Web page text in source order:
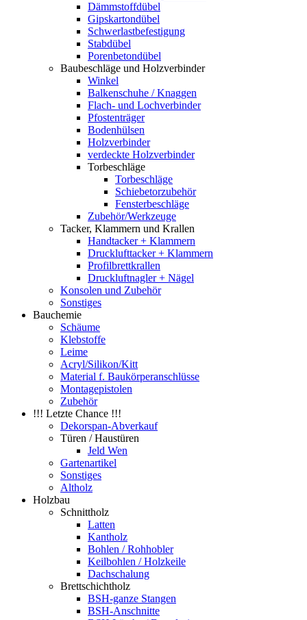
Dämmstoffdübel
Gipskartondübel
Schwerlastbefestigung
Stabdübel
Porenbetondübel
Baubeschläge und Holzverbinder
Winkel
Balkenschuhe / Knaggen
Flach- und Lochverbinder
Pfostenträger
Bodenhülsen
Holzverbinder
verdeckte Holzverbinder
Torbeschläge
Torbeschläge
Schiebetorzubehör
Fensterbeschläge
Zubehör/Werkzeuge
Tacker, Klammern und Krallen
Handtacker + Klammern
Drucklufttacker + Klammern
Profilbrettkrallen
Druckluftnagler + Nägel
Konsolen und Zubehör
Sonstiges
Bauchemie
Schäume
Klebstoffe
Leime
Acryl/Silikon/Kitt
Material f. Baukörperanschlüsse
Montagepistolen
Zubehör
!!! Letzte Chance !!!
Dekorspan-Abverkauf
Türen / Haustüren
Jeld Wen
Gartenartikel
Sonstiges
Altholz
Holzbau
Schnittholz
Latten
Kantholz
Bohlen / Rohhobler
Keilbohlen / Holzkeile
Dachschalung
Brettschichtholz
BSH-ganze Stangen
BSH-Anschnitte